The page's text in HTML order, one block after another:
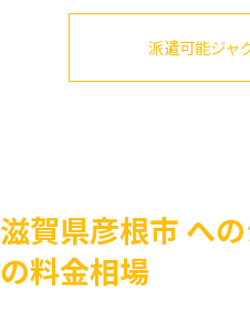
派遣可能ジャ
滋賀県彦根市 へ
の料金相場